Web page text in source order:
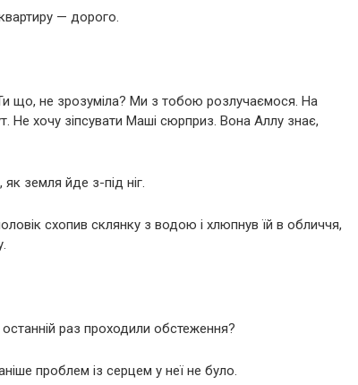
— дорого.
що, не зрозуміла? Ми з тобою розлучаємося. На
Не хочу зіпсувати Маші сюрприз. Вона Аллу знає,
земля йде з-під ніг.
схопив склянку з водою і хлюпнув їй в обличчя,
раз проходили обстеження?
проблем із серцем у неї не було.